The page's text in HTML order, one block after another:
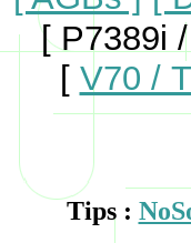
[ P7389i
[ V70 /
Tips :